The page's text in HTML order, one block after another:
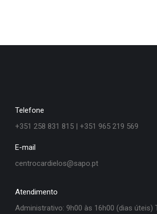
Telefone
+351 258 831 815 | +351 965 219 569
E-mail
centrocardielos@sapo.pt
Atendimento
Administrativo: 9h00 às 16h00 (dias úteis)